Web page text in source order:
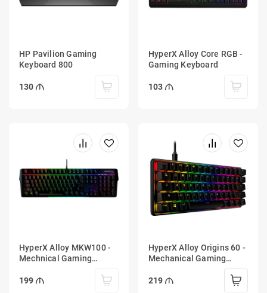
HP Pavilion Gaming
Keyboard 800
130
HyperX Alloy Core RGB -
Gaming Keyboard
103
HyperX Alloy MKW100 -
Mechnical Gaming
199
HyperX Alloy Origins 60 -
Mechanical Gaming
219